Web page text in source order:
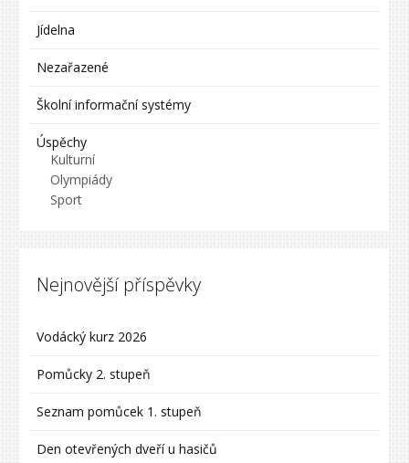
Jídelna
Nezařazené
Školní informační systémy
Úspěchy
Kulturní
Olympiády
Sport
Nejnovější příspěvky
Vodácký kurz 2026
Pomůcky 2. stupeň
Seznam pomůcek 1. stupeň
Den otevřených dveří u hasičů